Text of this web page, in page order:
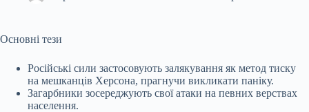
Основні тези
Російські сили застосовують залякування як метод тиску
на мешканців Херсона, прагнучи викликати паніку.
Загарбники зосереджують свої атаки на певних верствах
населення.